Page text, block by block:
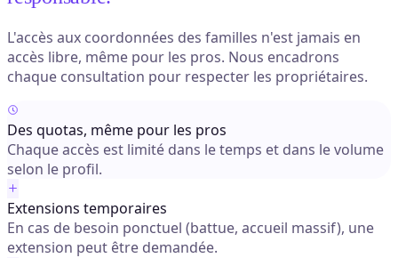
L'accès aux coordonnées des familles n'est jamais en
accès libre, même pour les pros. Nous encadrons
chaque consultation pour respecter les propriétaires.
Des quotas, même pour les pros
Chaque accès est limité dans le temps et dans le volume
selon le profil.
Extensions temporaires
En cas de besoin ponctuel (battue, accueil massif), une
extension peut être demandée.